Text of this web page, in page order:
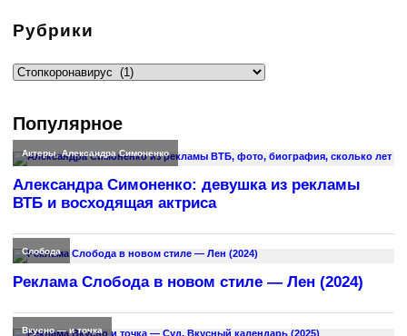
Рубрики
Рубрики
Популярное
Актеры,Александра Симоненко
Александра Симоненко: девушка из рекламы
ВТБ и восходящая актриса
Слобода
Реклама Слобода в новом стиле — Лен (2024)
Вкусно — и точка